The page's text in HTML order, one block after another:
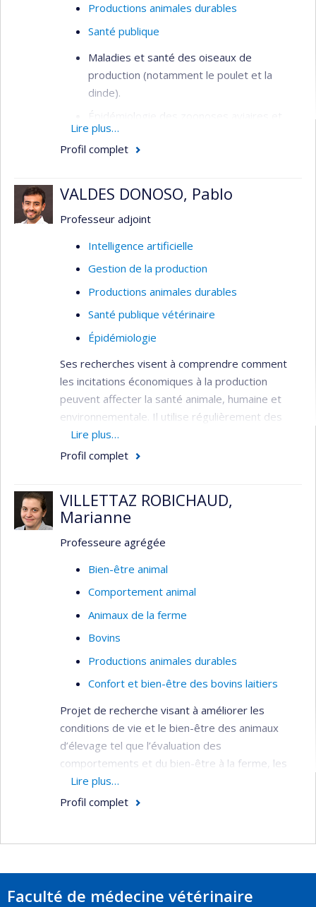
Productions animales durables
Santé publique
Maladies et santé des oiseaux de
production (notamment le poulet et la
dinde).
Épidémiologie des zoonoses aviaires et
santé publique
Rôle et impact de l’agroenvironnement
zoonotiques
Structures et méthodes de la surveillance
santé publique
Lire plus…
Profil complet
VALDES DONOSO, Pablo
Professeur adjoint
Intelligence artificielle
Gestion de la production
Productions animales durables
Santé publique vétérinaire
Épidémiologie
Ses recherches visent à comprendre comment
les incitations économiques à la production
peuvent affecter la santé animale, humaine et
environnementale. Il utilise régulièrement des
outils statistiques, notamment l’apprentissage
automatique, les séries chronologiques, l’analyse
questions liées à la santé dans différents
contextes de production. Il a participé à des
conférences nationales et internationales, dirigé
universitaires, collaboré avec des chercheurs de
divers pays et rédigé plusieurs publications
évaluées par des pairs et des articles de
Lire plus…
Profil complet
VILLETTAZ ROBICHAUD,
Marianne
Professeure agrégée
Bien-être animal
Comportement animal
Animaux de la ferme
Bovins
Productions animales durables
Confort et bien-être des bovins laitiers
Projet de recherche visant à améliorer les
conditions de vie et le bien-être des animaux
d’élevage tel que l’évaluation des
comportements et du bien-être à la ferme, les
liens entre le niveau de bien-être et la
productivité des élevages ainsi que sur de
Lire plus…
Profil complet
Faculté de médecine vétérinaire